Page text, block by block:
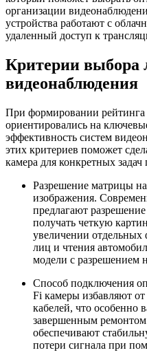
организации
устройства работают с
удаленный доступ к
Критерии выбора
видеонаблюдения
При формировании
ориентировались на
эффективность систем
этих критериев поможет
камера для конкретных
Разрешение матрицы
изображения.
предлагают
получать четкую
увеличении отдельных
лиц и чтения
модели с разрешением
Способ подключения
Fi камеры избавляют
кабелей, что особенно
завершенным
обеспечивают
потери сигнала при